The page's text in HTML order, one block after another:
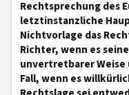
Rechtsprechung des
letztinstanzliche
Nichtvorlage das
Richter, wenn es
unvertretbarer
Fall, wenn es